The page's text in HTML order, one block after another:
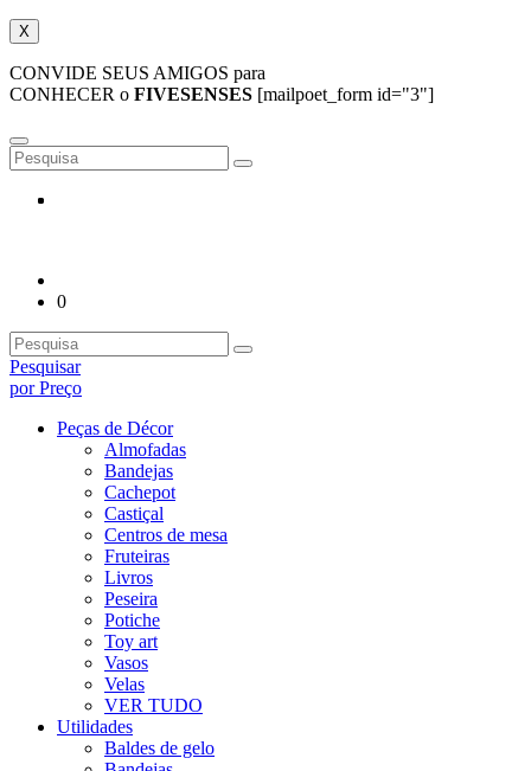
X
CONVIDE SEUS AMIGOS para
CONHECER o FIVESENSES [mailpoet_form id="3"]
0
Pesquisar
por Preço
Peças de Décor
Almofadas
Bandejas
Cachepot
Castiçal
Centros de mesa
Fruteiras
Livros
Peseira
Potiche
Toy art
Vasos
Velas
VER TUDO
Utilidades
Baldes de gelo